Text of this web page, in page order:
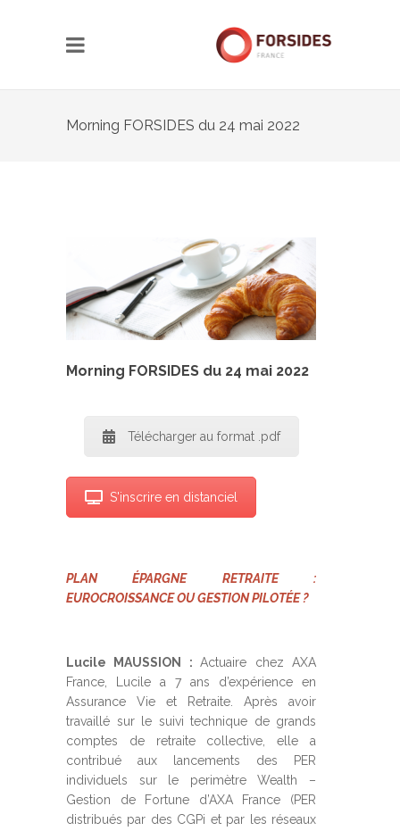
Morning FORSIDES du 24 mai 2022
Morning FORSIDES du 24 mai 2022
Télécharger au format .pdf
S'inscrire en distanciel
PLAN ÉPARGNE RETRAITE :
EUROCROISSANCE OU GESTION PILOTÉE ?
Lucile MAUSSION :Actuaire chez AXA
France, Lucile a 7 ans d’expérience en
Assurance Vie et Retraite. Après avoir
travaillé sur le suivi technique de grands
comptes de retraite collective, elle a
contribué aux lancements des PER
individuels sur le perimètre Wealth –
Gestion de Fortune d’AXA France (PER
distribués par des CGPi et par les réseaux